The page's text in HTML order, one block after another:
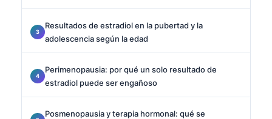
Resultados de estradiol en la pubertad y la
adolescencia según la edad
Perimenopausia: por qué un solo resultado de
estradiol puede ser engañoso
Posmenopausia y terapia hormonal: qué se